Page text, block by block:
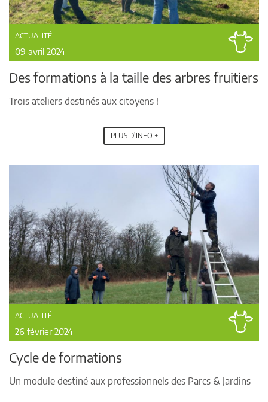
ACTUALITÉ
09 avril 2024
Des formations à la taille des arbres fruitiers
Trois ateliers destinés aux citoyens !
PLUS D'INFO +
ACTUALITÉ
26 février 2024
Cycle de formations
Un module destiné aux professionnels des Parcs & Jardins